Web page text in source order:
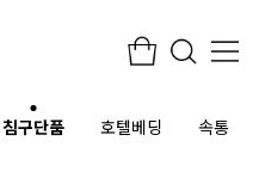
침구단품 호텔베딩 속통